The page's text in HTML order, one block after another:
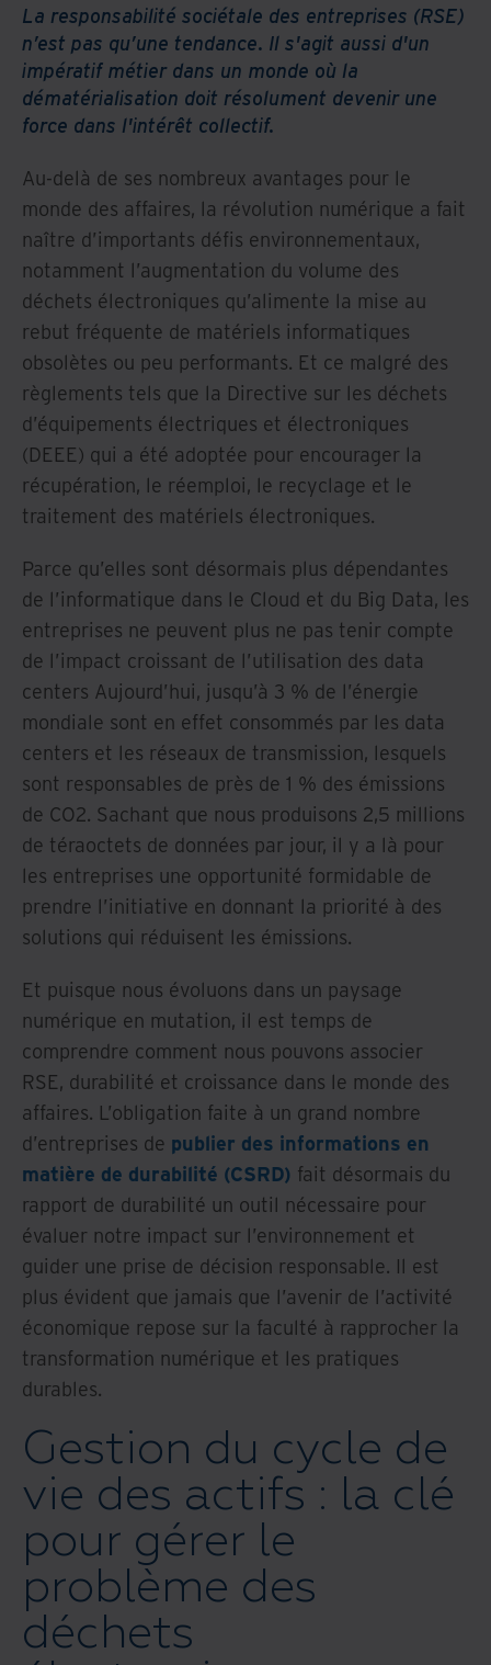
La responsabilité sociétale des entreprises (RSE)
n’est pas qu’une tendance. Il s'agit aussi d'un
impératif métier dans un monde où la
dématérialisation doit résolument devenir une
force dans l'intérêt collectif.
Au-delà de ses nombreux avantages pour le
monde des affaires, la révolution numérique a fait
naître d’importants défis environnementaux,
notamment l’augmentation du volume des
déchets électroniques qu’alimente la mise au
rebut fréquente de matériels informatiques
obsolètes ou peu performants. Et ce malgré des
règlements tels que la Directive sur les déchets
d’équipements électriques et électroniques
(DEEE) qui a été adoptée pour encourager la
récupération, le réemploi, le recyclage et le
traitement des matériels électroniques.
Parce qu’elles sont désormais plus dépendantes
de l’informatique dans le Cloud et du Big Data, les
entreprises ne peuvent plus ne pas tenir compte
de l’impact croissant de l’utilisation des data
centers Aujourd’hui, jusqu’à 3 % de l’énergie
mondiale sont en effet consommés par les data
centers et les réseaux de transmission, lesquels
sont responsables de près de 1 % des émissions
de CO2. Sachant que nous produisons 2,5 millions
de téraoctets de données par jour, il y a là pour
les entreprises une opportunité formidable de
prendre l’initiative en donnant la priorité à des
solutions qui réduisent les émissions.
Et puisque nous évoluons dans un paysage
numérique en mutation, il est temps de
comprendre comment nous pouvons associer
RSE, durabilité et croissance dans le monde des
affaires. L’obligation faite à un grand nombre
d’entreprises de publier des informations en
matière de durabilité (CSRD) fait désormais du
rapport de durabilité un outil nécessaire pour
évaluer notre impact sur l’environnement et
guider une prise de décision responsable. Il est
plus évident que jamais que l’avenir de l’activité
économique repose sur la faculté à rapprocher la
transformation numérique et les pratiques
durables.
Gestion du cycle de
vie des actifs : la clé
pour gérer le
problème des
déchets